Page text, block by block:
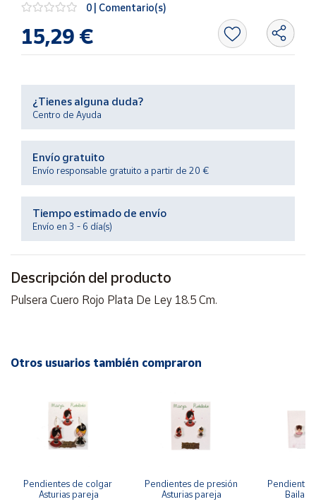
Tienda de
Correos
Artesanía
Papelería
Para Canarias,
Bono
Cultural
Nuestros
novedades
Productos
Contacto
0 | Comentario(s)
15,29 €
¿Tienes alguna duda?
Centro de Ayuda
Envío gratuito
Envío responsable gratuito a partir de 20 €
Tiempo estimado de envío
Envío en 3 - 6 día(s)
Descripción del producto
Pulsera Cuero Rojo Plata De Ley 18.5 Cm.
Otros usuarios también compraron
Pendientes de colgar
Asturias pareja
Pendientes de presión
Asturias pareja